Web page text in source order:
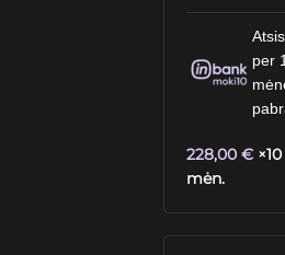
per
228,00€ ×10
mėn.